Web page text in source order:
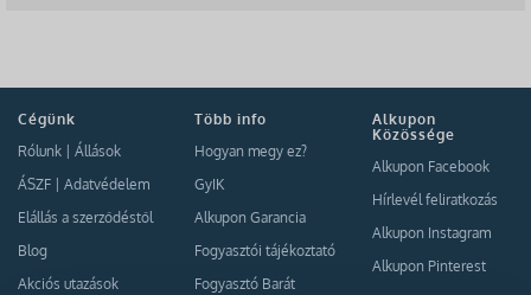
Cégünk
Rólunk
Állások
ÁSZF
Adatvédelem
Elállás a szerződéstől
Blog
Akciós utazások
Több info
Hogyan megy ez?
GyIK
Alkupon Garancia
Fogyasztói tájékoztató
Fogyasztó Barát
Alkupon
Közössége
Alkupon Facebook
Hírlevél feliratkozás
Alkupon Instagram
Alkupon Pinterest